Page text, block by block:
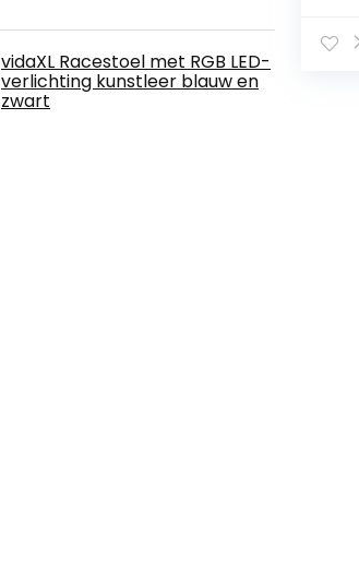
vidaXL Racestoel met RGB LED-
verlichting kunstleer blauw en
zwart